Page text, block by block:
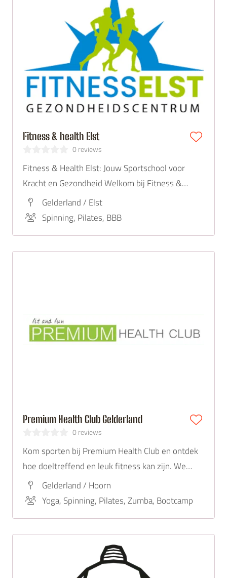
Fitness & health Elst
0 reviews
Fitness & Health Elst: Jouw Sportschool voor
Kracht en Gezondheid Welkom bij Fitness &
Health Elst, dé plek waar jij jouw gezondheid en
fitheid naar een hoger niveau tilt. Gevestigd in
Gelderland / Elst
Spinning, Pilates, BBB
Premium Health Club Gelderland
0 reviews
Kom sporten bij Premium Health Club en ontdek
hoe doeltreffend en leuk fitness kan zijn. We
hebben een ruim aanbod in trainingen en hebben
zelfs de nieuwste ontwikkelingen en trends op
Gelderland / Hoorn
Yoga, Spinning, Pilates, Zumba, Bootcamp